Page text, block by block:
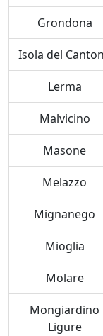
Grondona
Isola del
Lerma
Malvicino
Masone
Melazzo
Mignanego
Mioglia
Molare
Mongiardino
Ligure